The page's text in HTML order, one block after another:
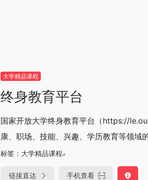
大学精品课程
终身教育平台
国家开放大学终身教育平台（https://
康、职场、技能、兴趣、学历教育等领域
标签： 大学精品课程
链接直达 手机查看